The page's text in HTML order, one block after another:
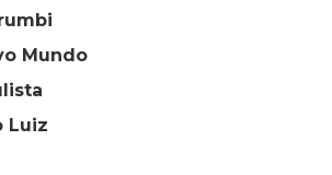
Mundo
Luiz